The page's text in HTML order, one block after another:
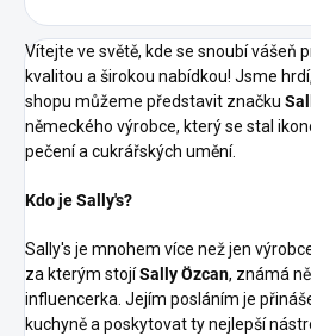
Vítejte ve světě, kde se snoubí vášeň
kvalitou a širokou nabídkou! Jsme
shopu můžeme představit značku
německého výrobce, který se stal
pečení a cukrářských umění.
Kdo je Sally's?
Sally's je mnohem více než jen
za kterým stojíSally Özcan, známá
influencerka. Jejím posláním je
kuchyně a poskytovat ty nejlepší